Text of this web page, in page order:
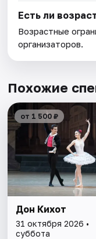
Есть ли
Возрастные
организаторов.
Похожие
от 1 500 ₽
Дон Кихот
31 октября 2026 •
суббота